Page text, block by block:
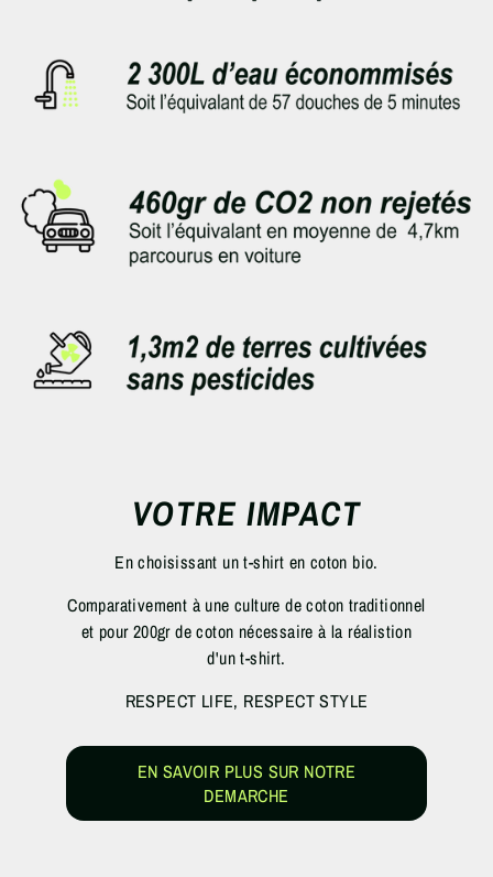
VOTRE IMPACT
En choisissant un t-shirt en coton bio.
Comparativement à une culture de coton traditionnel
et pour 200gr de coton nécessaire à la réalistion
d'un t-shirt.
RESPECT LIFE, RESPECT STYLE
EN SAVOIR PLUS SUR NOTRE
DEMARCHE